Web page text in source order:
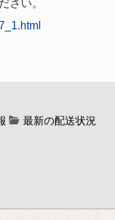
さい。
最新の配送状況